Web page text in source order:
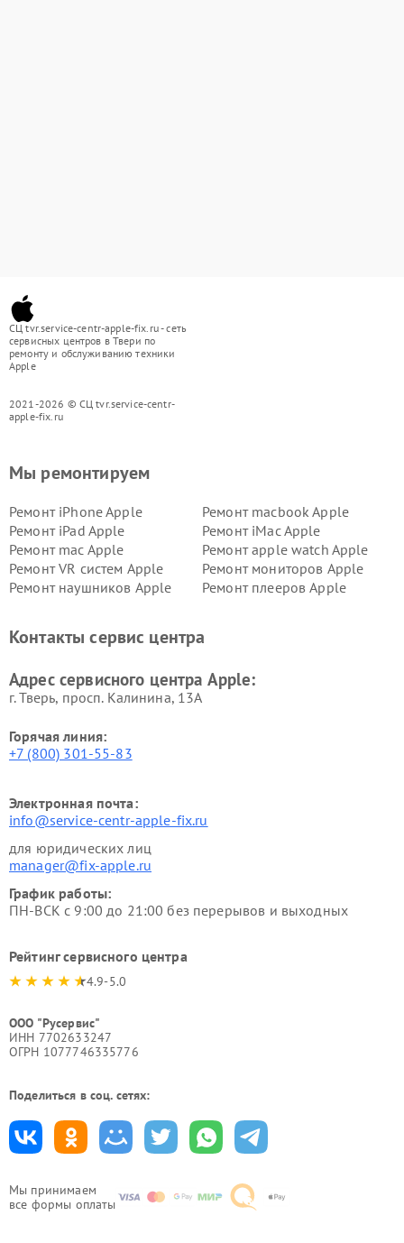
СЦ tvr.service-centr-apple-fix.ru - сеть
сервисных центров в Твери по
ремонту и обслуживанию техники
Apple
2021-2026 © СЦ tvr.service-centr-
apple-fix.ru
Мы принимаем
все формы оплаты
Мы ремонтируем
Ремонт iPhone Apple
Ремонт macbook Apple
Ремонт iPad Apple
Ремонт iMac Apple
Ремонт mac Apple
Ремонт apple watch Apple
Ремонт VR систем Apple
Ремонт мониторов Apple
Ремонт наушников Apple
Ремонт плееров Apple
Контакты сервис центра
Адрес сервисного центра Apple:
г. Тверь, просп. Калинина, 13А
Горячая линия:
+7 (800) 301-55-83
Электронная почта:
info@service-centr-apple-fix.ru
для юридических лиц
manager@fix-apple.ru
График работы:
ПН-ВСК с 9:00 до 21:00 без перерывов и выходных
Рейтинг сервисного центра
4.9-5.0
ООО "Русервис"
ИНН 7702633247
ОГРН 1077746335776
Поделиться в соц. сетях: